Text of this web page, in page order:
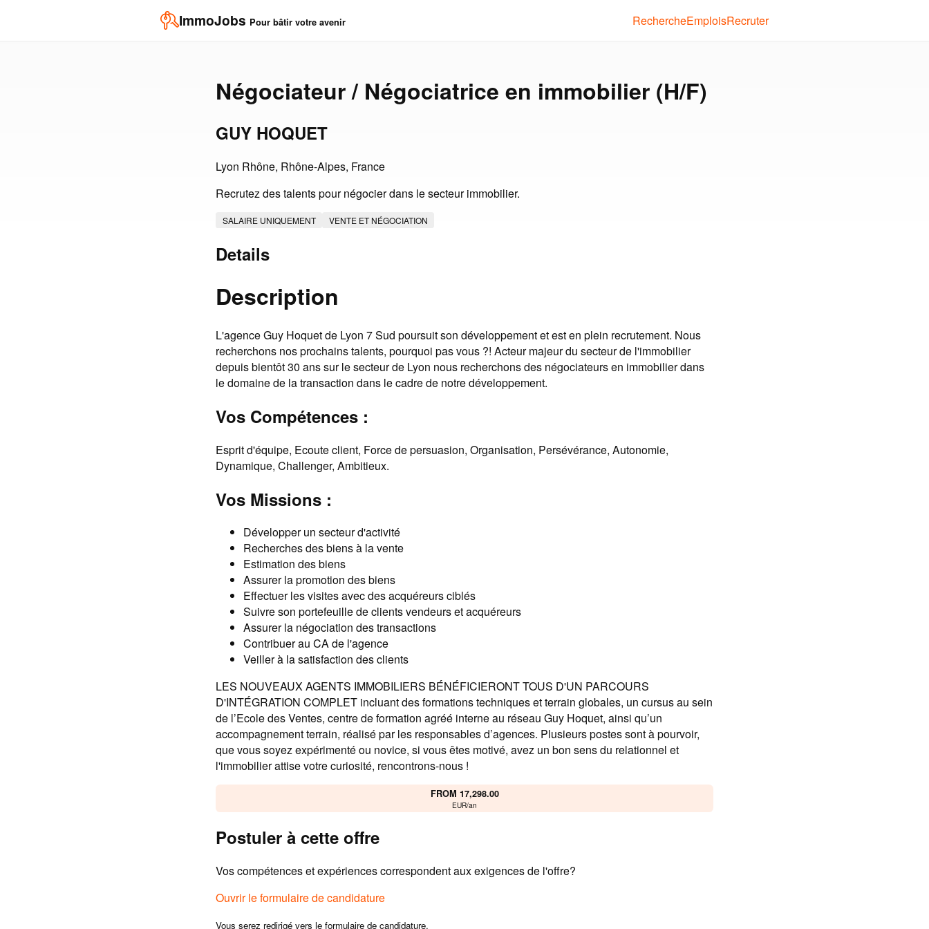
ImmoJobs Pour bâtir votre avenir RechercheEmploisRecruter
Négociateur / Négociatrice en immobilier (H/F)
GUY HOQUET
Lyon Rhône, Rhône-Alpes, France
Recrutez des talents pour négocier dans le secteur immobilier.
SALAIRE UNIQUEMENT VENTE ET NÉGOCIATION
Details
Description
L'agence Guy Hoquet de Lyon 7 Sud poursuit son développement et est en plein recrutement. Nous
recherchons nos prochains talents, pourquoi pas vous ?! Acteur majeur du secteur de l'immobilier
depuis bientôt 30 ans sur le secteur de Lyon nous recherchons des négociateurs en immobilier dans
le domaine de la transaction dans le cadre de notre développement.
Vos Compétences :
Esprit d'équipe, Ecoute client, Force de persuasion, Organisation, Persévérance, Autonomie,
Dynamique, Challenger, Ambitieux.
Vos Missions :
Développer un secteur d'activité
Recherches des biens à la vente
Estimation des biens
Assurer la promotion des biens
Effectuer les visites avec des acquéreurs ciblés
Suivre son portefeuille de clients vendeurs et acquéreurs
Assurer la négociation des transactions
Contribuer au CA de l'agence
Veiller à la satisfaction des clients
LES NOUVEAUX AGENTS IMMOBILIERS BÉNÉFICIERONT TOUS D'UN PARCOURS
D'INTÉGRATION COMPLET incluant des formations techniques et terrain globales, un cursus au sein
de l’Ecole des Ventes, centre de formation agréé interne au réseau Guy Hoquet, ainsi qu’un
accompagnement terrain, réalisé par les responsables d’agences. Plusieurs postes sont à pourvoir,
que vous soyez expérimenté ou novice, si vous êtes motivé, avez un bon sens du relationnel et
l'immobilier attise votre curiosité, rencontrons-nous !
FROM 17,298.00
EUR/an
Postuler à cette offre
Vos compétences et expériences correspondent aux exigences de l'offre?
Ouvrir le formulaire de candidature
Vous serez redirigé vers le formulaire de candidature.